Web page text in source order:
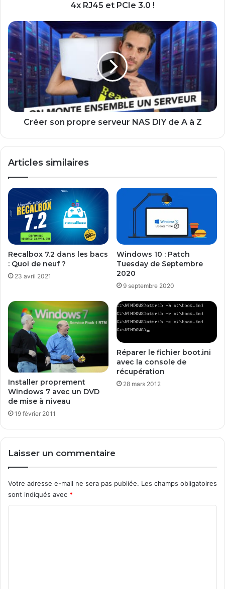
3.0
!
4x RJ45 et PCIe 3.0 !
Créer
son
propre
serveur
NAS
DIY
de
à
Créer son propre serveur NAS DIY de A à Z
Articles similaires
Recalbox 7.2 dans les bacs
: Quoi de neuf ?
23 avril 2021
Windows 10 : Patch
Tuesday de Septembre
2020
9 septembre 2020
Installer proprement
Windows 7 avec un DVD
de mise à niveau
19 février 2011
Réparer le fichier boot.ini
avec la console de
récupération
28 mars 2012
Laisser un commentaire
Votre adresse e-mail ne sera pas publiée. Les champs obligatoires
sont indiqués avec *